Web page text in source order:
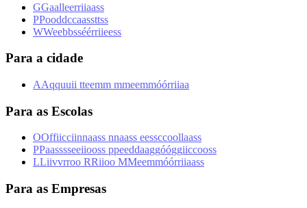
GGaalleerriiaass
PPooddccaassttss
WWeebbsséérriieess
Para a cidade
AAqquuii tteemm mmeemmóórriiaa
Para as Escolas
OOffiicciinnaass nnaass eessccoollaass
PPaasssseeiiooss ppeeddaaggóóggiiccooss
LLiivvrroo RRiioo MMeemmóórriiaass
Para as Empresas